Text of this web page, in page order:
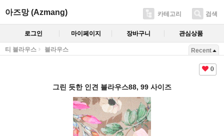
아즈망 (Azmang) 카테고리 검색
로그인 마이페이지 장바구니 관심상품
티 블라우스 블라우스 Recent
0
그린 듯한 인견 블라우스88, 99 사이즈